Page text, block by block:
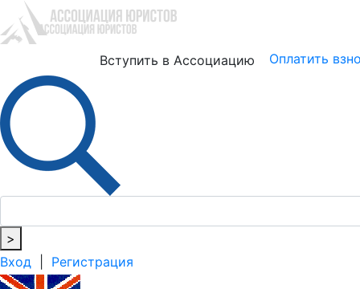
Вступить в Ассоциацию Оплатить
>
Вход
Регистрация